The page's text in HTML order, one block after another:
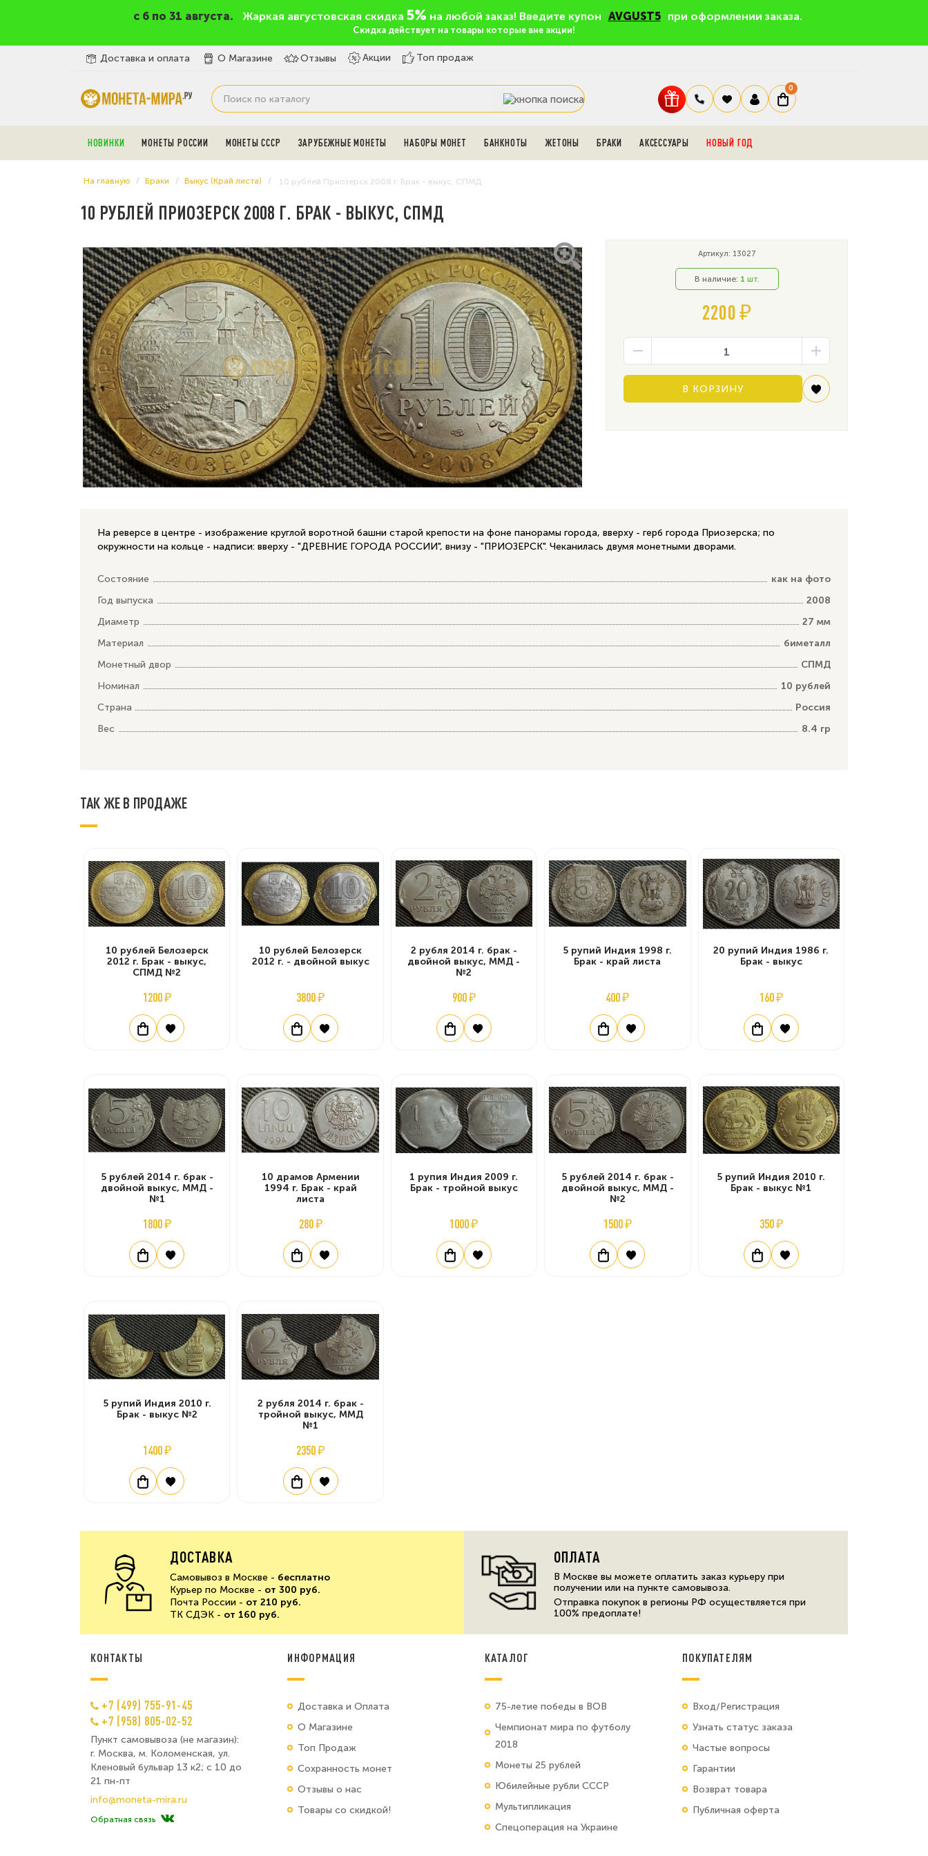
c 6 по 31 августа. Жаркая августовская скидка 5% на любой заказ! Введите купон AVGUST5 при оформлении заказа.
Скидка действует на товары которые вне акции!
Доставка и оплата О Магазине Отзывы Акции Топ продаж
0
НОВИНКИ МОНЕТЫ РОССИИ МОНЕТЫ СССР ЗАРУБЕЖНЫЕ МОНЕТЫ НАБОРЫ МОНЕТ БАНКНОТЫ ЖЕТОНЫ БРАКИ АКСЕССУАРЫ НОВЫЙ ГОД
На главную Браки Выкус (Край листа) 10 рублей Приозерск 2008 г. Брак - выкус, СПМД
10 РУБЛЕЙ ПРИОЗЕРСК 2008 Г. БРАК - ВЫКУС, СПМД
Артикул: 13027
В наличие: 1 шт.
2200 ₽
В КОРЗИНУ
На реверсе в центре - изображение круглой воротной башни старой крепости на фоне панорамы города, вверху - герб города Приозерска; по
окружности на кольце - надписи: вверху - "ДРЕВНИЕ ГОРОДА РОССИИ", внизу - "ПРИОЗЕРСК". Чеканилась двумя монетными дворами.
Состояние
как на фото
Год выпуска
2008
Диаметр
27 мм
Материал
биметалл
Монетный двор
СПМД
Номинал
10 рублей
Страна
Россия
Вес
8.4 гр
ТАК ЖЕ В ПРОДАЖЕ
10 рублей Белозерск
2012 г. Брак - выкус,
СПМД №2
1200 ₽
10 рублей Белозерск
2012 г. - двойной выкус
3800 ₽
2 рубля 2014 г. брак -
двойной выкус, ММД -
№2
900 ₽
5 рупий Индия 1998 г.
Брак - край листа
400 ₽
20 рупий Индия 1986 г.
Брак - выкус
160 ₽
5 рублей 2014 г. брак -
двойной выкус, ММД -
№1
1800 ₽
10 драмов Армении
1994 г. Брак - край
листа
280 ₽
1 рупия Индия 2009 г.
Брак - тройной выкус
1000 ₽
5 рублей 2014 г. брак -
двойной выкус, ММД -
№2
1500 ₽
5 рупий Индия 2010 г.
Брак - выкус №1
350 ₽
5 рупий Индия 2010 г.
Брак - выкус №2
1400 ₽
2 рубля 2014 г. брак -
тройной выкус, ММД
№1
2350 ₽
ДОСТАВКА
Самовывоз в Москве - бесплатно
Курьер по Москве - от 300 руб.
Почта России - от 210 руб.
ТК СДЭК - от 160 руб.
ОПЛАТА
В Москве вы можете оплатить заказ курьеру при
получении или на пункте самовывоза.
Отправка покупок в регионы РФ осуществляется при
100% предоплате!
КОНТАКТЫ
+7 (499) 755-91-45
+7 (958) 805-02-52
Пункт самовывоза (не магазин):
г. Москва, м. Коломенская, ул.
Кленовый бульвар 13 к2; с 10 до
21 пн-пт
info@moneta-mira.ru
Обратная связь
ИНФОРМАЦИЯ
Доставка и Оплата
О Магазине
Топ Продаж
Сохранность монет
Отзывы о нас
Товары со скидкой!
КАТАЛОГ
75-летие победы в ВОВ
Чемпионат мира по футболу
2018
Монеты 25 рублей
Юбилейные рубли СССР
Мультипликация
Спецоперация на Украине
ПОКУПАТЕЛЯМ
Вход/Регистрация
Узнать статус заказа
Частые вопросы
Гарантии
Возврат товара
Публичная оферта